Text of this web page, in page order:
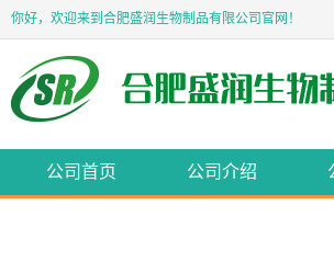
你好，欢迎来到合肥盛润生物制品有限公司官网！
公司首页 公司介绍